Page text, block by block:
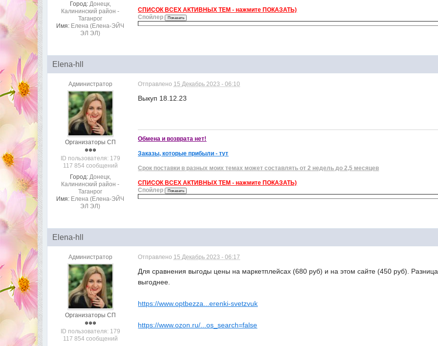
Город: Донецк,
Калининский район -
Таганрог
Имя: Елена (Елена-ЭЙЧ
ЭЛ ЭЛ)
СПИСОК ВСЕХ АКТИВНЫХ ТЕМ - нажмите ПОКАЗАТЬ)
Спойлер
Elena-hll
Администратор
Организаторы СП
ID пользователя: 179
117 854 сообщений
Город: Донецк,
Калининский район -
Таганрог
Имя: Елена (Елена-ЭЙЧ
ЭЛ ЭЛ)
Отправлено 15 Декабрь 2023 - 06:10
Выкуп 18.12.23
Обмена и возврата нет!
Заказы, которые прибыли - тут
Срок поставки в разных моих темах может составлять от 2 недель до 2,5 месяцев
СПИСОК ВСЕХ АКТИВНЫХ ТЕМ - нажмите ПОКАЗАТЬ)
Спойлер
Elena-hll
Администратор
Организаторы СП
ID пользователя: 179
117 854 сообщений
Отправлено 15 Декабрь 2023 - 06:17
Для сравнения выгоды цены на маркетплейсах (680 руб) и на этом сайте (450 руб).
выгоднее.
https://www.optbezza...erenki-svetzvuk
https://www.ozon.ru/...os_search=false